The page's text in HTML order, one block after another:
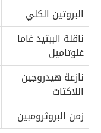
البروتين الكلي
ناقلة الببتيد غاما
غلوتاميل
نازعة هيدروجين
اللاكتات
زمن البروثرومبين